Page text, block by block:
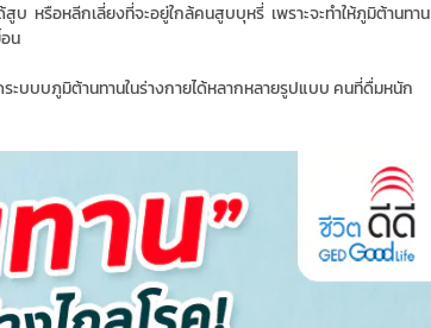
บ หรือหลีกเลี่ยงที่จะอยู่ใกล้คนสูบบุหรี่ เพราะจะทำให้ภูมิต้านทาน
น
ะบบบภูมิต้านทานในร่างกายได้หลากหลายรูปแบบ คนที่ดื่มหนัก